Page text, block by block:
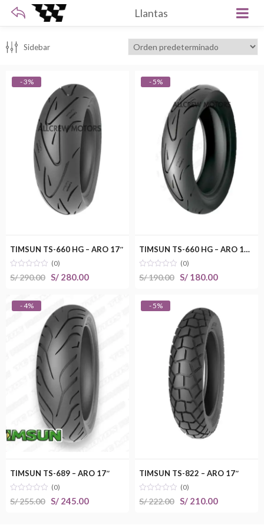
Llantas
Sidebar
- 3%
TIMSUN TS-660 HG – ARO 17″
(0)
S/290.00
El
original
era:
S/ 290.00.
S/ 280.00El
es:
S/ 280.00.
- 5%
TIMSUN TS-660 HG – ARO 17″ – DELANTERA
(0)
S/190.00
El
original
era:
S/ 190.00.
S/ 180.00El
es:
S/ 180.00.
- 4%
TIMSUN TS-689 – ARO 17″
(0)
S/255.00
El
S/ 245.00El
- 5%
TIMSUN TS-822 – ARO 17″
(0)
S/222.00
El
S/ 210.00El